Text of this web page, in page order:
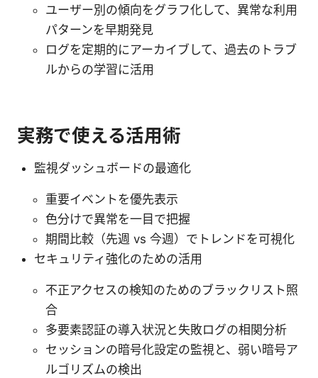
ユーザー別の傾向をグラフ化して、異常な利用
パターンを早期発見
ログを定期的にアーカイブして、過去のトラブ
ルからの学習に活用
実務で使える活用術
監視ダッシュボードの最適化
重要イベントを優先表示
色分けで異常を一目で把握
期間比較（先週 vs 今週）でトレンドを可視化
セキュリティ強化のための活用
不正アクセスの検知のためのブラックリスト照
合
多要素認証の導入状況と失敗ログの相関分析
セッションの暗号化設定の監視と、弱い暗号ア
ルゴリズムの検出